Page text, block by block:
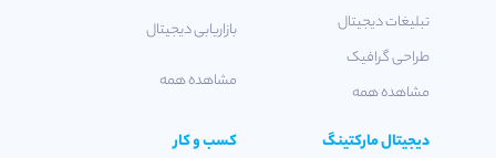
تبلیغات دیجیتال
طراحی گرافیک
مشاهده همه
بازاریابی دیجیتال
مشاهده همه
دیجیتال مارکتینگ کسب و کار